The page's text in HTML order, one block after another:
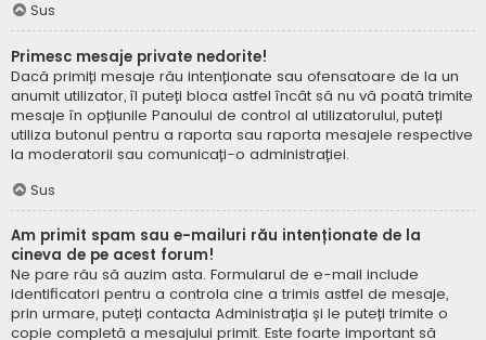
Sus
Primesc mesaje private nedorite!
Dacă primiți mesaje rău intenționate sau ofensatoare de la un
anumit utilizator, îl puteți bloca astfel încât să nu vă poată trimite
mesaje în opțiunile Panoului de control al utilizatorului, puteți
utiliza butonul pentru a raporta sau raporta mesajele respective
la moderatorii sau comunicați-o administrației.
Sus
Am primit spam sau e-mailuri rău intenționate de la
cineva de pe acest forum!
Ne pare rău să auzim asta. Formularul de e-mail include
identificatori pentru a controla cine a trimis astfel de mesaje,
prin urmare, puteți contacta Administrația și le puteți trimite o
copie completă a mesajului primit. Este foarte important să